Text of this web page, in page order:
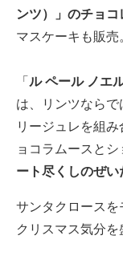
ンツ）」のチョ
マスケーキも販売
「 ル ペール ノエ
は、リンツなら
リージュレを組
ョコラムースとシ
ート尽くしのぜい
サンタクロースを
クリスマス気分を